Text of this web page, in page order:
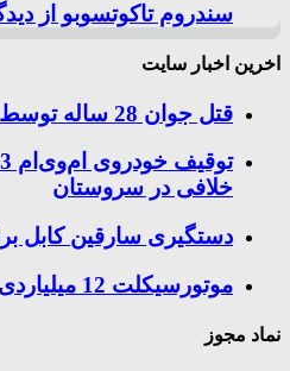
سندروم تاکوتسوبو از
اخرین اخبار سایت
قتل جوان 28 ساله توسط قاتل 15 ساله در کازرون
خلافی در سروستان
دستگیری سارقین کابل
موتورسيكلت 12 ميلياردی قاچاق روانه پاركينگ شد
نماد مجوز